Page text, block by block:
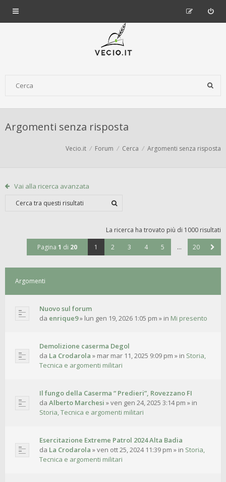
Argomenti senza risposta
Vecio.it Forum Cerca Argomenti senza risposta
Vai alla ricerca avanzata
La ricerca ha trovato più di 1000 risultati
Pagina 1 di 20 1 2 3 4 5 … 20
Argomenti
Nuovo sul forum
da enrique9» lun gen 19, 2026 1:05 pm » in Mi presento
Demolizione caserma Degol
da La Crodarola » mar mar 11, 2025 9:09 pm » in Storia,
Tecnica e argomenti militari
Il fungo della Caserma “ Predieri”, Rovezzano FI
da Alberto Marchesi »ven gen 24, 2025 3:14 pm » in
Storia, Tecnica e argomenti militari
Esercitazione Extreme Patrol 2024 Alta Badia
da La Crodarola »ven ott 25, 2024 11:39 pm » in Storia,
Tecnica e argomenti militari